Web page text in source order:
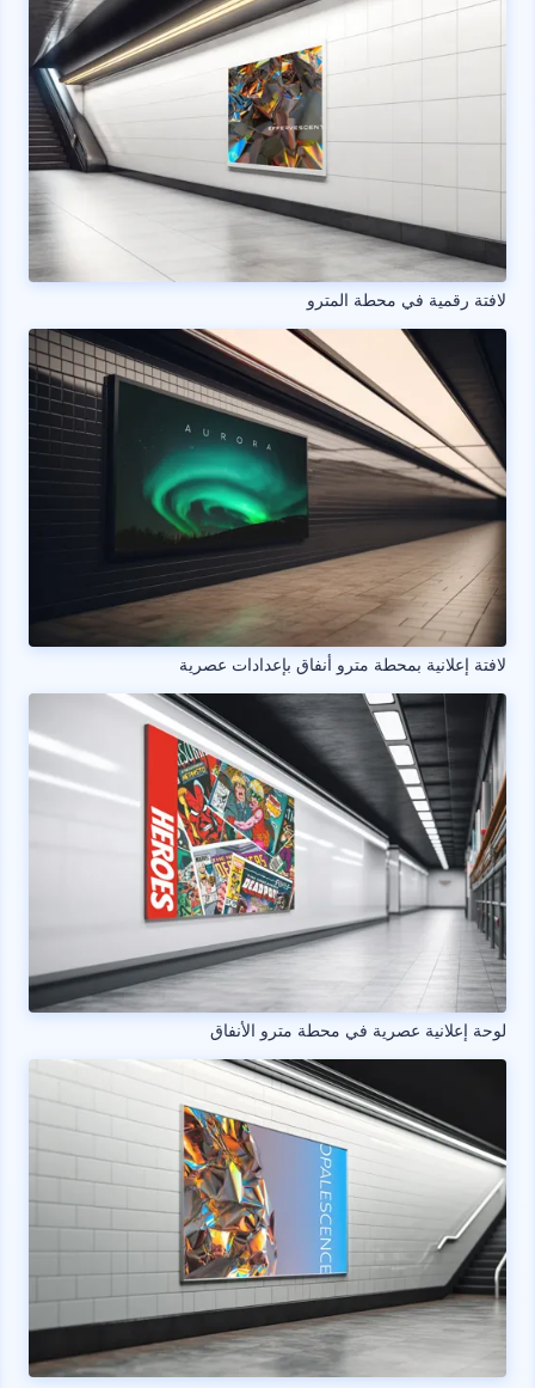
لافتة رقمية في محطة المترو
لافتة إعلانية بمحطة مترو أنفاق بإعدادات عصرية
لوحة إعلانية عصرية في محطة مترو الأنفاق